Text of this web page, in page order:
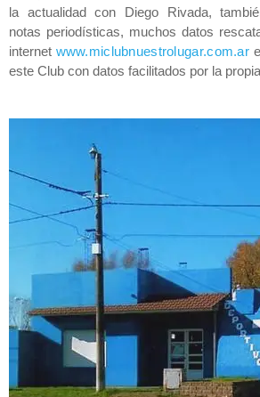
la actualidad con Diego Rivada,
notas periodísticas, muchos datos
internet www.miclubnuestrolugar.com.ar
este Club con datos facilitados por la